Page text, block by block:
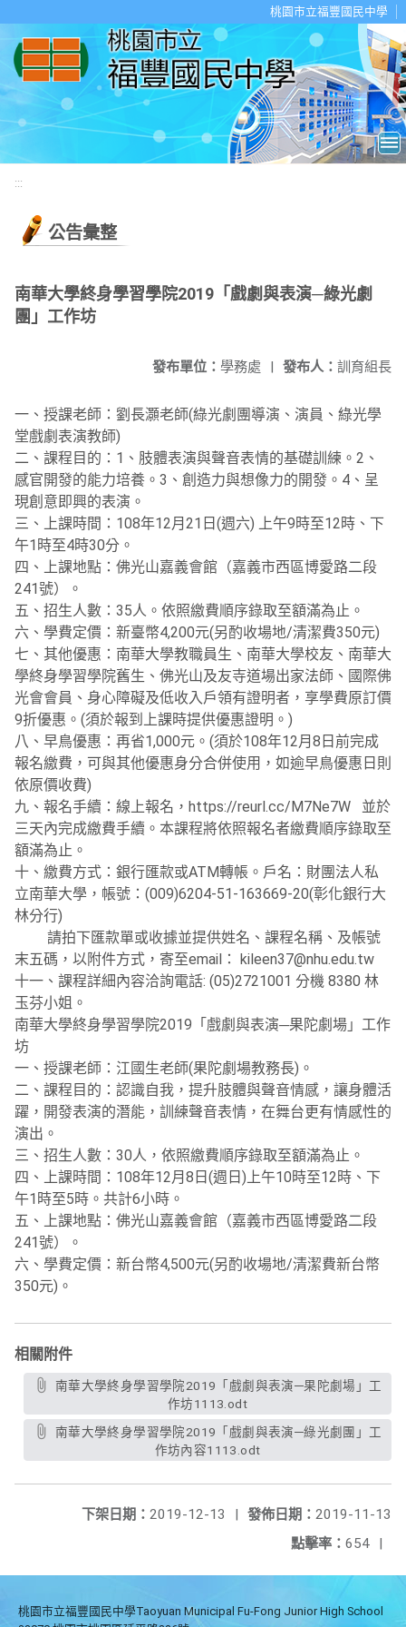
桃園市立福豐國民中學
:::
公告彙整
南華大學終身學習學院2019「戲劇與表演─綠光劇
團」工作坊
發布人： 訓育組長
發布單位： 學務處 |
一、授課老師：劉長灝老師(綠光劇團導演、演員、綠光學
堂戲劇表演教師)
二、課程目的：1、肢體表演與聲音表情的基礎訓練。2、
感官開發的能力培養。3、創造力與想像力的開發。4、呈
現創意即興的表演。
三、上課時間：108年12月21日(週六) 上午9時至12時、下
午1時至4時30分。
四、上課地點：佛光山嘉義會館（嘉義市西區博愛路二段
241號）。
五、招生人數：35人。依照繳費順序錄取至額滿為止。
六、學費定價：新臺幣4,200元(另酌收場地/清潔費350元)
七、其他優惠：南華大學教職員生、南華大學校友、南華大
學終身學習學院舊生、佛光山及友寺道場出家法師、國際佛
光會會員、身心障礙及低收入戶領有證明者，享學費原訂價
9折優惠。(須於報到上課時提供優惠證明。)
八、早鳥優惠：再省1,000元。(須於108年12月8日前完成
報名繳費，可與其他優惠身分合併使用，如逾早鳥優惠日則
依原價收費)
九、報名手續：線上報名，https://reurl.cc/M7Ne7W 並於
三天內完成繳費手續。本課程將依照報名者繳費順序錄取至
額滿為止。
十、繳費方式：銀行匯款或ATM轉帳。戶名：財團法人私
立南華大學，帳號：(009)6204-51-163669-20(彰化銀行大
林分行)
請拍下匯款單或收據並提供姓名、課程名稱、及帳號
末五碼，以附件方式，寄至email： kileen37@nhu.edu.tw
十一、課程詳細內容洽詢電話: (05)2721001 分機 8380 林
玉芬小姐。
南華大學終身學習學院2019「戲劇與表演─果陀劇場」工作
坊
一、授課老師：江國生老師(果陀劇場教務長)。
二、課程目的：認識自我，提升肢體與聲音情感，讓身體活
躍，開發表演的潛能，訓練聲音表情，在舞台更有情感性的
演出。
三、招生人數：30人，依照繳費順序錄取至額滿為止。
四、上課時間：108年12月8日(週日)上午10時至12時、下
午1時至5時。共計6小時。
五、上課地點：佛光山嘉義會館（嘉義市西區博愛路二段
241號）。
六、學費定價：新台幣4,500元(另酌收場地/清潔費新台幣
350元)。
相關附件
作坊1113.odt
作坊內容1113.odt
發佈日期： 2019-11-13
下架日期： 2019-12-13
|
點擊率： 654 |
桃園市立福豐國民中學Taoyuan Municipal Fu-Fong Junior High School